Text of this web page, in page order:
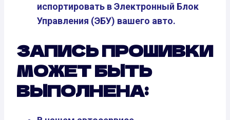
испортировать в Электронный Блок
Управления (ЭБУ) вашего авто.
ЗАПИСЬ ПРОШИВКИ
МОЖЕТ БЫТЬ
ВЫПОЛНЕНА: